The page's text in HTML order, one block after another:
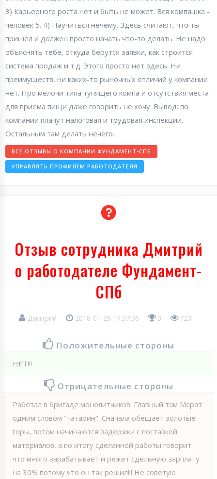
3) Карьерного роста нет и быть не может. Вся компашка -
человек 5. 4) Научиться нечему. Здесь считают, что ты
пришел и должен просто начать что-то делать. Не надо
объяснять тебе, откуда берутся заявки, как строится
система продаж и т.д. Этого просто нет здесь. Ни
преимуществ, ни каких-то рыночных отличий у компании
нет. Про мелочи типа тупящего компа и отсутствия места
для приема пищи даже говорить не хочу. Вывод: по
компании плачут налоговая и трудовая инспекции.
Остальным там делать нечего.
ВСЕ ОТЗЫВЫ О КОМПАНИИ ФУНДАМЕНТ-СПБ
УПРАВЛЯТЬ ПРОФИЛЕМ РАБОТОДАТЕЛЯ
Отзыв сотрудника Дмитрий
о работодателе Фундамент-
СПб
Дмитрий 2018-01-29 14:37:36 3 723
Положительные стороны
НЕТ!!!
Отрицательные стороны
Работал в бригаде монолитчиков. Главный там Марат
одним словом "татарин". Сначала обещает золотые
горы, потом начинаются задержки с поставкой
материалов, а по итогу сделанной работы говорит
что много зарабатывает и режет сдельную зарплату
на 30% потому что он так решил!!! Не советую